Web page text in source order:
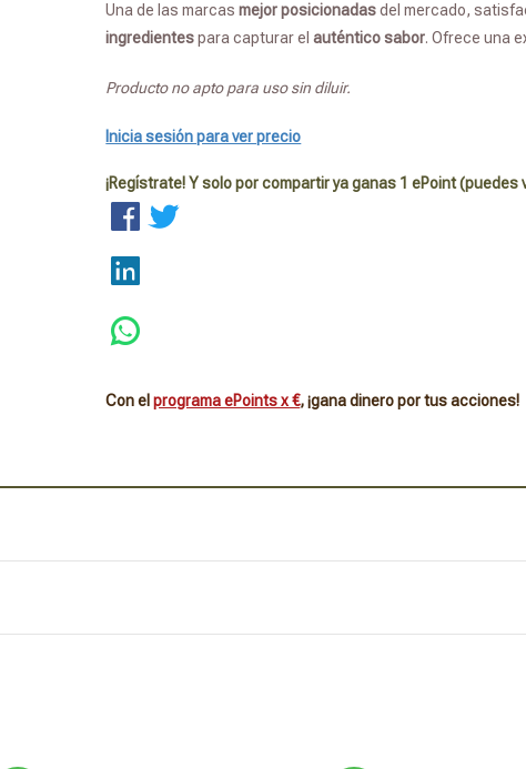
Una de las marcasmejor posicionadasdel mercado,
ingredientespara capturar elauténtico sabor. Ofrece una
Producto no apto para uso sin diluir.
Inicia sesión para ver precio
¡Regístrate! Y solo por compartir ya ganas 1 ePoint (puedes
Con elprograma ePoints x €, ¡gana dinero por tus acciones!